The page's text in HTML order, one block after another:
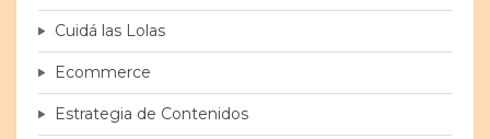
Cuidá las Lolas
Ecommerce
Estrategia de Contenidos